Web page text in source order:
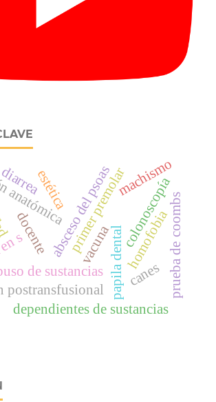
absceso del psoas
papila dental
postransfusional
de sustancias
dependientes de sustancias
s
primer premolar
docente
estética colonoscopía
homofobia
machismo
prueba de coombs
canes
vacuna